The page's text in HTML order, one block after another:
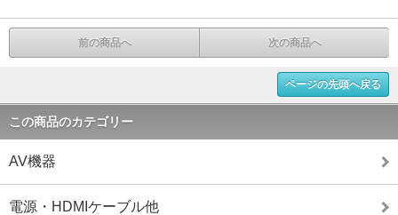
前の商品へ 次の商品へ
ページの先頭へ戻る
この商品のカテゴリー
AV機器
電源・HDMIケーブル他